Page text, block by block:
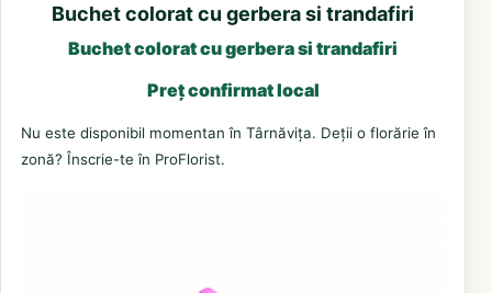
Buchet colorat cu gerbera si trandafiri
Buchet colorat cu gerbera si trandafiri
Preț confirmat local
Nu este disponibil momentan în Târnăvița. Deții o florărie în
zonă? Înscrie-te în ProFlorist.